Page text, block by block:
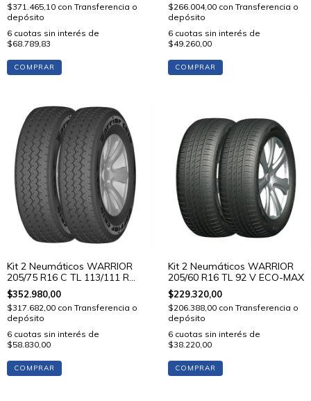
$371.465,10 con Transferencia o
depósito
6 cuotas sin interés de
$68.789,83
COMPRAR
$266.004,00 con Transferencia o
depósito
6 cuotas sin interés de
$49.260,00
COMPRAR
Kit 2 Neumáticos WARRIOR
205/75 R16 C TL 113/111 R
CR19
$352.980,00
$317.682,00 con Transferencia o
depósito
6 cuotas sin interés de
$58.830,00
COMPRAR
Kit 2 Neumáticos WARRIOR
205/60 R16 TL 92 V ECO-MAX
$229.320,00
$206.388,00 con Transferencia o
depósito
6 cuotas sin interés de
$38.220,00
COMPRAR